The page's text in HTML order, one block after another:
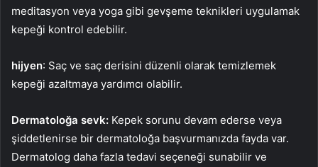
meditasyon veya yoga gibi gevşeme teknikleri uygulamak
kepeği kontrol edebilir.
hijyen: Saç ve saç derisini düzenli olarak temizlemek
kepeği azaltmaya yardımcı olabilir.
Dermatoloğa sevk: Kepek sorunu devam ederse veya
şiddetlenirse bir dermatoloğa başvurmanızda fayda var.
Dermatolog daha fazla tedavi seçeneği sunabilir ve